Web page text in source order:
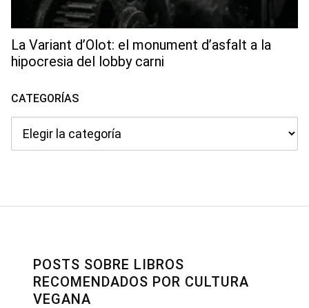
La Variant d’Olot: el monument d’asfalt a la
hipocresia del lobby carni
CATEGORÍAS
POSTS SOBRE LIBROS
RECOMENDADOS POR CULTURA
VEGANA